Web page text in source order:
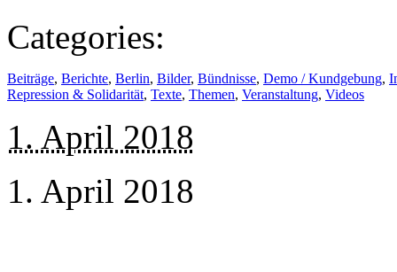
Categories:
Beiträge, Berichte, Berlin, Bilder, Bündnisse, Demo / Kundgebung,
Repression & Solidarität, Texte, Themen, Veranstaltung, Videos
1. April 2018
1. April 2018